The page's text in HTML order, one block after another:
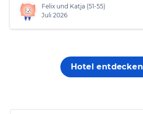
Felix und Katja (51-55)
Juli 2026
Hotel entdecken